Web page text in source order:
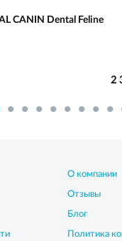
CANIN Dental Feline
2
О компании
Отзывы
Блог
Политика